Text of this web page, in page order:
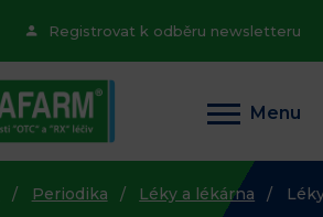
Registrovat k odběru newsletteru
Menu
Periodika Léky a lékárna